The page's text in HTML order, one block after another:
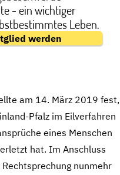
- ein wichtiger
Leben.
werden
am 14. März 2019 fest,
Pfalz im Eilverfahren
eines Menschen
hat. Im Anschluss
nunmehr